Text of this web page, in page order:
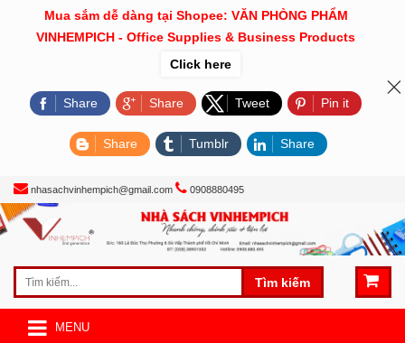
nhasachvinhempich@gmail.com 0908880495
Tìm kiếm
MENU
Mua sắm dễ dàng tại Shopee: VĂN PHÒNG PHẨM
VINHEMPICH - Office Supplies & Business Products
Click here
Share Share Tweet Pin it
Share Tumblr Share